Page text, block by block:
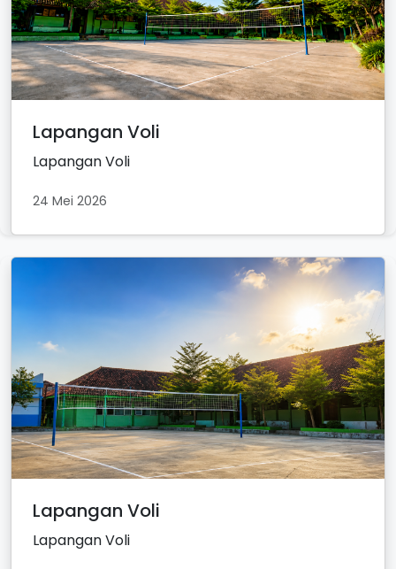
Lapangan Voli
Lapangan Voli
24 Mei 2026
Lapangan Voli
Lapangan Voli